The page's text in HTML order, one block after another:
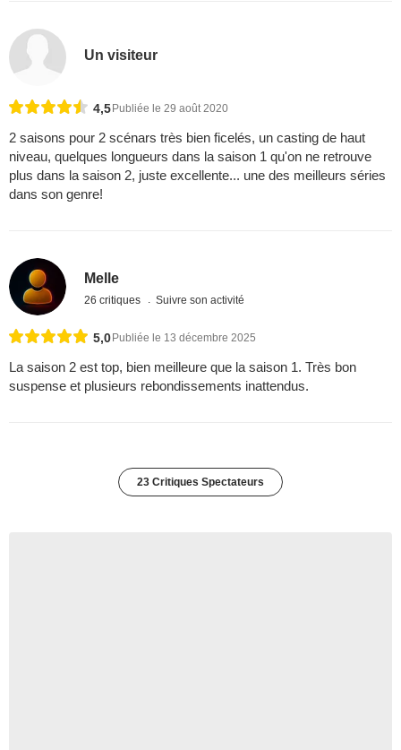
Un visiteur
4,5Publiée le 29 août 2020
2 saisons pour 2 scénars très bien ficelés, un casting de haut
niveau, quelques longueurs dans la saison 1 qu'on ne retrouve
plus dans la saison 2, juste excellente... une des meilleurs séries
dans son genre!
Melle
26 critiques Suivre son activité
5,0 Publiée le 13 décembre 2025
La saison 2 est top, bien meilleure que la saison 1. Très bon
suspense et plusieurs rebondissements inattendus.
23 Critiques Spectateurs